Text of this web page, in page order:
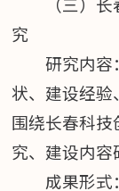
究
研究内容
状、建设经验
围绕长春科
究、建设内容
成果形式